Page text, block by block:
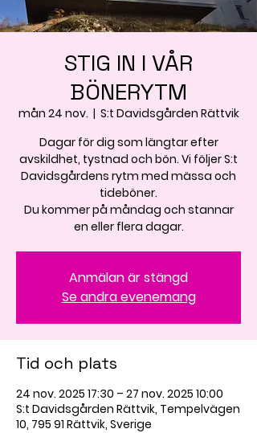
STIG IN I VÅR
BÖNERYTM
mån 24 nov.
  |
S:t Davidsgården Rättvik
Dagar för dig som längtar efter
avskildhet, tystnad och bön. Vi följer S:t
Davidsgårdens rytm med mässa och
tideböner.
Du kommer på måndag och stannar
en eller flera dagar.
Anmälan är stängd
Se andra evenemang
Tid och plats
24 nov. 2025 17:30 – 27 nov. 2025 10:00
S:t Davidsgården Rättvik, Tempelvägen
10, 795 91 Rättvik, Sverige